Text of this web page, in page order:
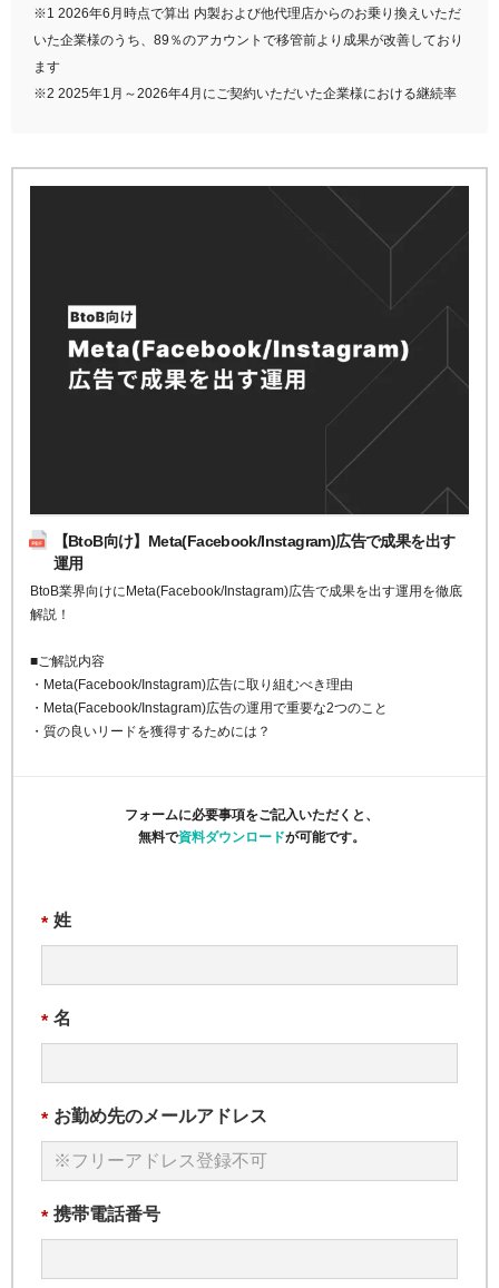
※1 2026年6月時点で算出 内製および他代理店からのお乗り換えいただ
いた企業様のうち、89％のアカウントで移管前より成果が改善しており
ます
※2 2025年1月～2026年4月にご契約いただいた企業様における継続率
【BtoB向け】Meta(Facebook/Instagram)広告で成果を出す
運用
BtoB業界向けにMeta(Facebook/Instagram)広告で成果を出す運用を徹底
解説！
■ご解説内容
・Meta(Facebook/Instagram)広告に取り組むべき理由
・Meta(Facebook/Instagram)広告の運用で重要な2つのこと
・質の良いリードを獲得するためには？
フォームに必要事項をご記入いただくと、
無料で資料ダウンロードが可能です。
* 姓
* 名
* お勤め先のメールアドレス
* 携帯電話番号